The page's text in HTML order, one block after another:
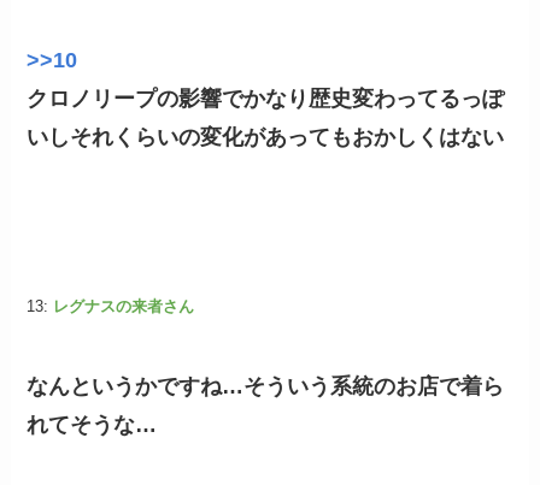
>>10
クロノリープの影響でかなり歴史変わってるっぽ
いしそれくらいの変化があってもおかしくはない
13: レグナスの来者さん
なんというかですね…そういう系統のお店で着ら
れてそうな…